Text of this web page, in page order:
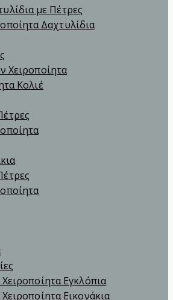
με Πέτρες
Δαχτυλίδια
Χειροποίητα
Κολιέ
Εγκλόπια
Εικονάκια